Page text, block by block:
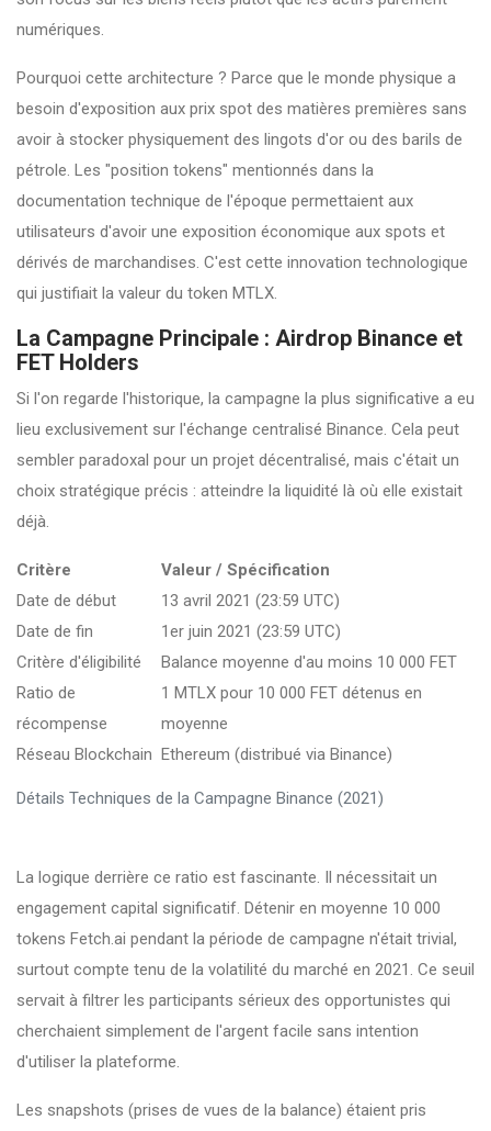
numériques.
Pourquoi cette architecture ? Parce que le monde physique a
besoin d'exposition aux prix spot des matières premières sans
avoir à stocker physiquement des lingots d'or ou des barils de
pétrole. Les "position tokens" mentionnés dans la
documentation technique de l'époque permettaient aux
utilisateurs d'avoir une exposition économique aux spots et
dérivés de marchandises. C'est cette innovation technologique
qui justifiait la valeur du token MTLX.
La Campagne Principale : Airdrop Binance et
FET Holders
Si l'on regarde l'historique, la campagne la plus significative a eu
lieu exclusivement sur l'échange centralisé Binance. Cela peut
sembler paradoxal pour un projet décentralisé, mais c'était un
choix stratégique précis : atteindre la liquidité là où elle existait
déjà.
Détails Techniques de la Campagne Binance (2021)
Critère
Valeur / Spécification
Date de début
13 avril 2021 (23:59 UTC)
Date de fin
1er juin 2021 (23:59 UTC)
Critère d'éligibilité
Balance moyenne d'au moins 10 000 FET
Ratio de
récompense
1 MTLX pour 10 000 FET détenus en
moyenne
Réseau Blockchain Ethereum (distribué via Binance)
La logique derrière ce ratio est fascinante. Il nécessitait un
engagement capital significatif. Détenir en moyenne 10 000
tokens Fetch.ai pendant la période de campagne n'était trivial,
surtout compte tenu de la volatilité du marché en 2021. Ce seuil
servait à filtrer les participants sérieux des opportunistes qui
cherchaient simplement de l'argent facile sans intention
d'utiliser la plateforme.
Les snapshots (prises de vues de la balance) étaient pris